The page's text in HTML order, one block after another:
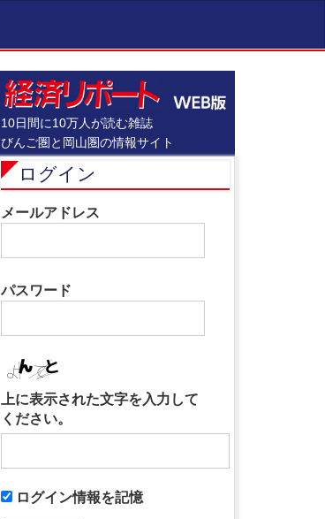
10日間に10万人が読む雑誌
びんご圏と岡山圏の情報サイト
ログイン
メールアドレス
パスワード
上に表示された文字を入力して
ください。
ログイン情報を記憶